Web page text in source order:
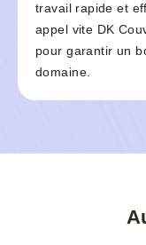
travail rapide et
appel vite DK
pour garantir un
domaine.